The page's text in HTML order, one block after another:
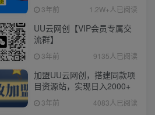
3年前 1.2W+人已阅读
UU云网创【VIP会员专属交
流群】
3年前 9135人已阅读
加盟UU云网创，搭建同款项
目资源站，实现日入2000+
3年前 4083人已阅读